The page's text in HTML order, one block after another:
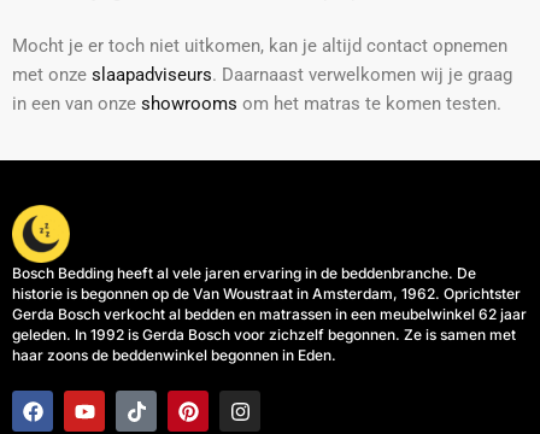
Mocht je er toch niet uitkomen, kan je altijd contact opnemen
met onze slaapadviseurs. Daarnaast verwelkomen wij je graag
in een van onze showrooms om het matras te komen testen.
Bosch Bedding heeft al vele jaren ervaring in de beddenbranche. De
historie is begonnen op de Van Woustraat in Amsterdam, 1962. Oprichtster
Gerda Bosch verkocht al bedden en matrassen in een meubelwinkel 62 jaar
geleden. In 1992 is Gerda Bosch voor zichzelf begonnen. Ze is samen met
haar zoons de beddenwinkel begonnen in Eden.
F
a
Y
o
T
i
P
i
I
n